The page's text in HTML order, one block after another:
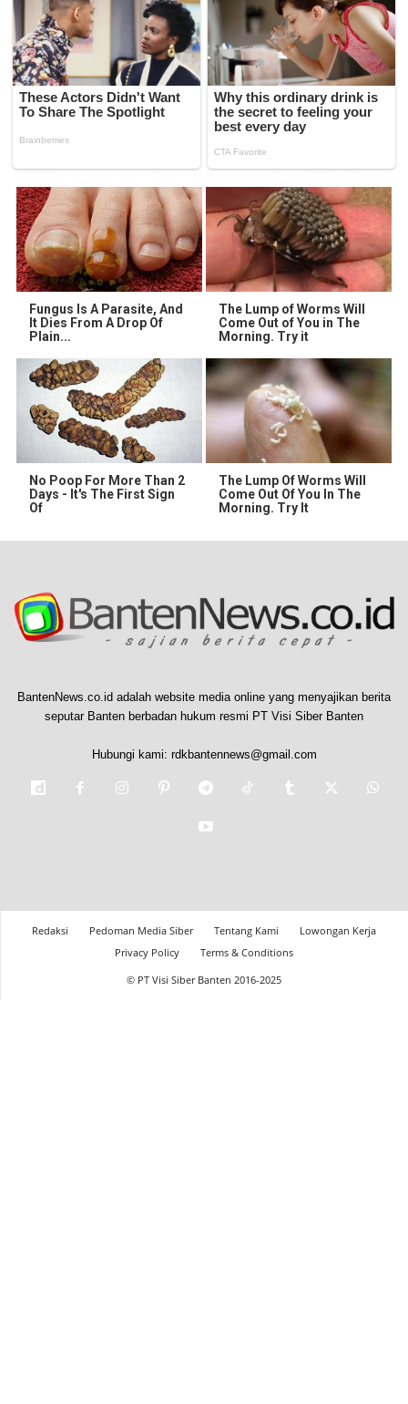
Fungus Is A Parasite, And
It Dies From A Drop Of
Plain...
The Lump of Worms Will
Come Out of You in The
Morning. Try it
No Poop For More Than 2
Days - It's The First Sign
Of
The Lump Of Worms Will
Come Out Of You In The
Morning. Try It
BantenNews.co.id adalah website media online yang menyajikan berita
seputar Banten berbadan hukum resmi PT Visi Siber Banten
Hubungi kami: rdkbantennews@gmail.com
Redaksi Pedoman Media Siber Tentang Kami
Lowongan Kerja
Privacy Policy
Terms & Conditions
© PT Visi Siber Banten 2016-2025